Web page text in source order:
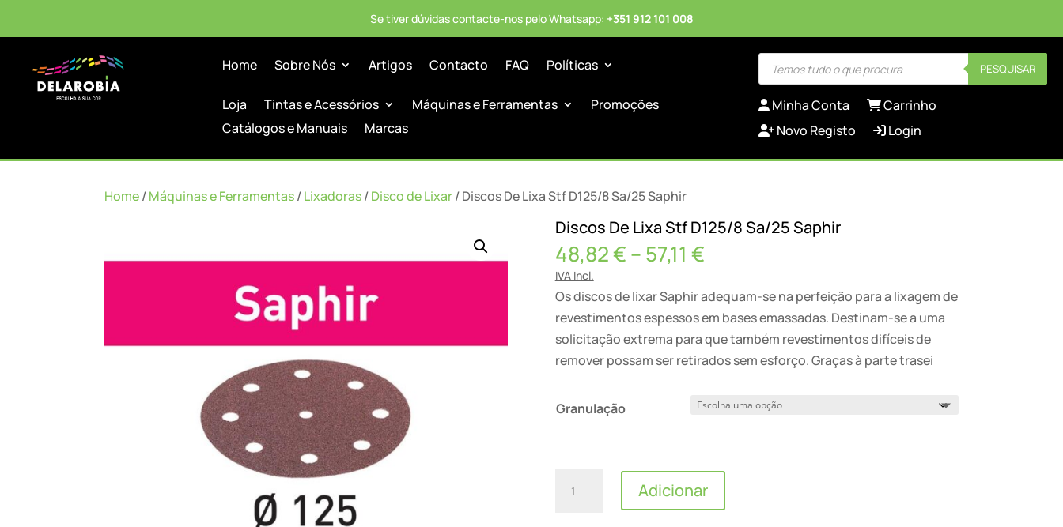
Se tiver dúvidas contacte-nos pelo Whatsapp: +351 912 101 008
Home Sobre Nós Artigos Contacto FAQ Políticas Products
search PESQUISAR
Loja Tintas e Acessórios Máquinas e Ferramentas
Promoções
Catálogos e Manuais
Marcas
Minha Conta
Carrinho
Novo Registo
Login
Home/Máquinas e Ferramentas/Lixadoras/Disco de Lixar/ Discos De Lixa Stf D125/8 Sa/25 Saphir
Discos De Lixa Stf D125/8 Sa/25 Saphir
48,82€–57,11 €Price
48,82 €
through
57,11 €
IVA Incl.
Os discos de lixar Saphir adequam-se na perfeição para a lixagem de
revestimentos espessos em bases emassadas. Destinam-se a uma
solicitação extrema para que também revestimentos difíceis de
remover possam ser retirados sem esforço. Graças à parte trasei
Granulação
Quantidade
Adicionar